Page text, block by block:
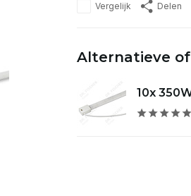
Vergelijk Delen
Alternatieve
10x